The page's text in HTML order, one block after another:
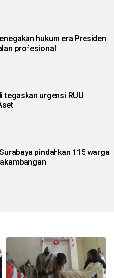
hukum era Presiden
profesional
tegaskan urgensi RUU
pindahkan 115 warga